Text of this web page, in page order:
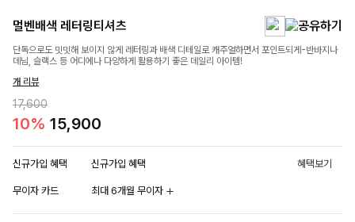
멀벤배색 레터링티셔츠
단독으로도 밋밋해 보이지 않게 레터링과 배색 디테일로 캐주얼하면서 포인트되게-반바지나
데님, 슬랙스 등 어디에나 다양하게 활용하기 좋은 데일리 아이템!
개 리뷰
17,600
10% 15,900
신규가입 혜택 신규가입 혜택 혜택보기
무이자 카드 최대 6개월 무이자